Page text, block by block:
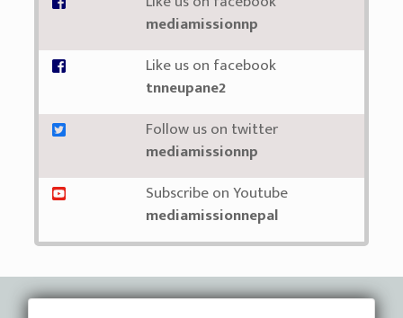
mediamissionnp
Like us on facebook
tnneupane2
Follow us on twitter
mediamissionnp
Subscribe on Youtube
mediamissionnepal